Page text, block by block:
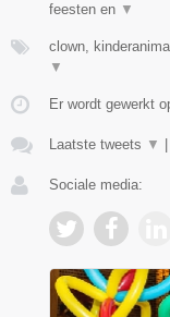
feesten en ▼
clown,
▼
Er wordt gewerkt
Laatste tweets ▼
Sociale media: